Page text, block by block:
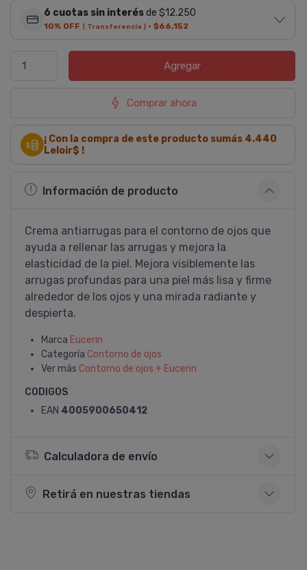
6 cuotas sin interésde $12.250
10% OFF ( Transferencia ) · $66.152
Agregar
Comprar ahora
¡ Con la compra de este producto sumás 4.440
Leloir$ !
Información de producto
Crema antiarrugas para el contorno de ojos que
ayuda a rellenar las arrugas y mejora la
elasticidad de la piel. Mejora visiblemente las
arrugas profundas para una piel más lisa y firme
alrededor de los ojos y una mirada radiante y
despierta.
Marca Eucerin
Categoría Contorno de ojos
Ver más Contorno de ojos + Eucerin
CODIGOS
EAN 4005900650412
Calculadora de envío
Retirá en nuestras tiendas